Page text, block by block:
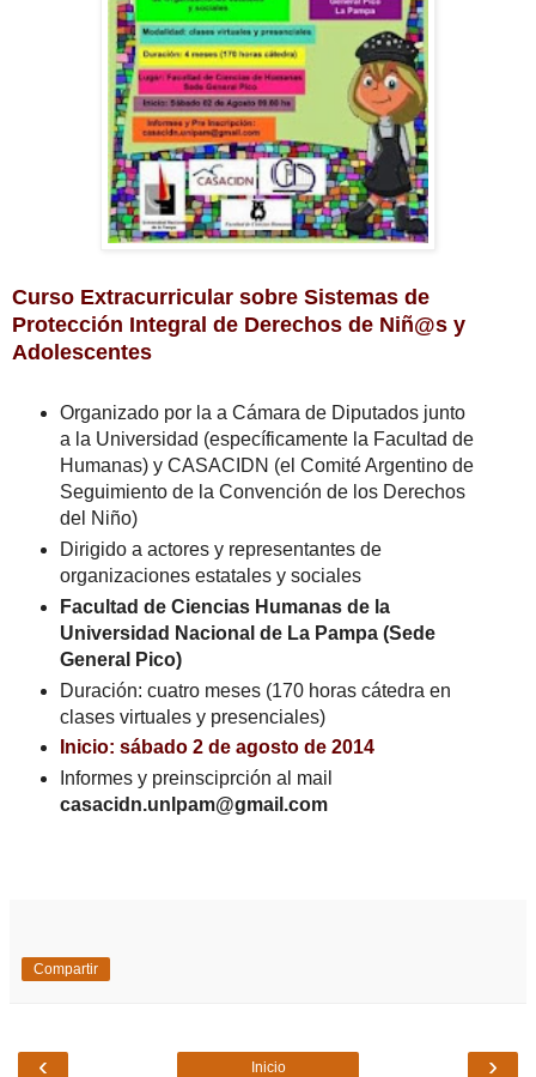
Curso Extracurricular sobre Sistemas de
Protección Integral de Derechos de Niñ@s y
Adolescentes
Organizado por la a Cámara de Diputados junto
a la Universidad (específicamente la Facultad de
Humanas) y CASACIDN (el Comité Argentino de
Seguimiento de la Convención de los Derechos
del Niño)
Dirigido a actores y representantes de
organizaciones estatales y sociales
Facultad de Ciencias Humanas de la
Universidad Nacional de La Pampa (Sede
General Pico)
Duración: cuatro meses (170 horas cátedra en
clases virtuales y presenciales)
Inicio: sábado 2 de agosto de 2014
Informes y preinsciprción al mail
casacidn.unlpam@gmail.com
Compartir
‹ ›
Inicio